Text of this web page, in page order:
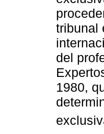
tribunal
del
1980,